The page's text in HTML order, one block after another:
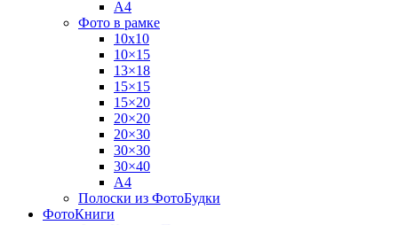
А4
Фото в рамке
10х10
10×15
13×18
15×15
15×20
20×20
20×30
30×30
30×40
A4
Полоски из ФотоБудки
ФотоКниги